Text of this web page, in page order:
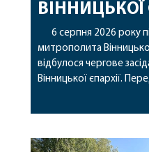
ВІННИЦЬКОЇ
6 серпня 2026 року
митрополита
відбулося чергове
Вінницької єпархії.
секретар Єпархіальної
побажавши йому